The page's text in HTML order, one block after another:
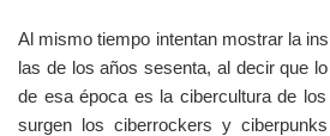
Al mismo tiempo intentan mostrar la
las de los años sesenta, al decir que
de esa época es la cibercultura de
surgen los ciberrockers y